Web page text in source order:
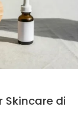
Skincare di